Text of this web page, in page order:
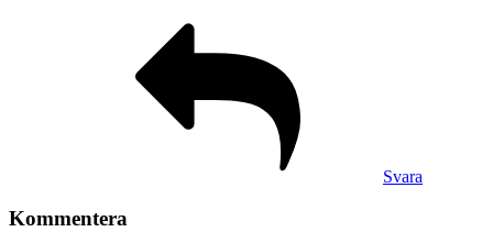
Svara
Kommentera